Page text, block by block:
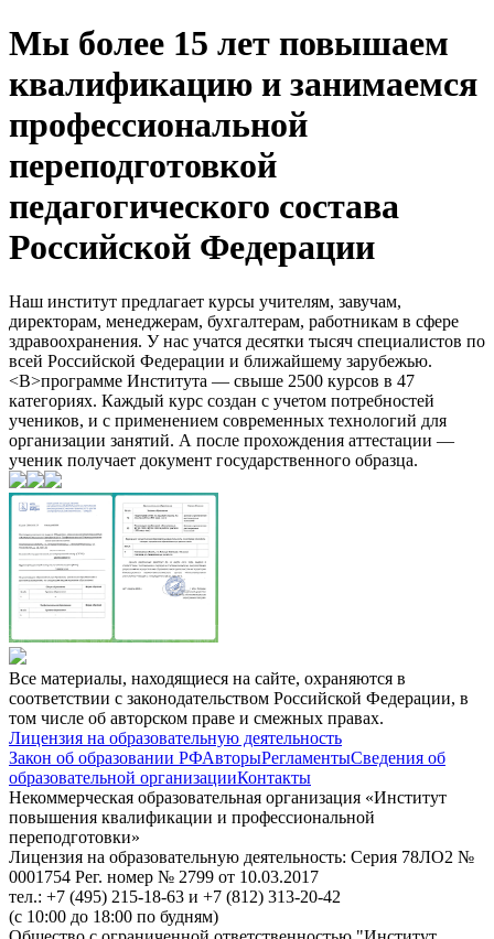
Мы более 15 лет повышаем
квалификацию и занимаемся
профессиональной
переподготовкой
педагогического состава
Российской Федерации
Наш институт предлагает курсы учителям, завучам,
директорам, менеджерам, бухгалтерам, работникам в сфере
здравоохранения. У нас учатся десятки тысяч специалистов по
всей Российской Федерации и ближайшему зарубежью.
<В>программе Института — свыше 2500 курсов в 47
категориях. Каждый курс создан с учетом потребностей
учеников, и с применением современных технологий для
организации занятий. А после прохождения аттестации —
ученик получает документ государственного образца.
Все материалы, находящиеся на сайте, охраняются в
соответствии с законодательством Российской Федерации, в
том числе об авторском праве и смежных правах.
Лицензия на образовательную деятельность
Закон об образовании РФАвторыРегламентыСведения об
образовательной организацииКонтакты
Некоммерческая образовательная организация «Институт
повышения квалификации и профессиональной
переподготовки»
Лицензия на образовательную деятельность: Серия 78ЛО2 №
0001754 Рег. номер № 2799 от 10.03.2017
тел.: +7 (495) 215-18-63 и +7 (812) 313-20-42
(с 10:00 до 18:00 по будням)